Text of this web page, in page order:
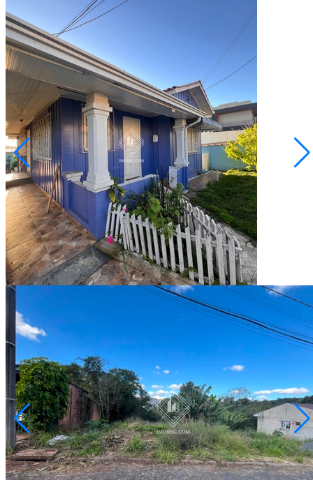
Orfãs
R$ 400.000,00
Terreno no bairro Órfãs
Ponta Grossa/PR
2072584.001
503,00Área Terrenom²
Conversar no WhatsApp
Uvaranas
R$ 400.000,00